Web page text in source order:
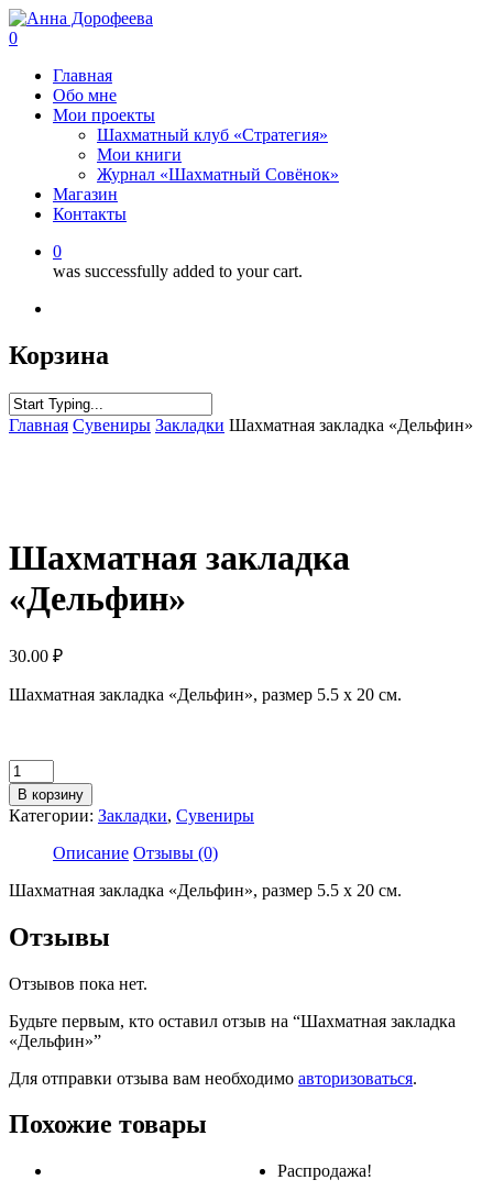
0
Главная
Обо мне
Мои проекты
Шахматный клуб «Стратегия»
Мои книги
Журнал «Шахматный Совёнок»
Магазин
Контакты
0
was successfully added to your cart.
Корзина
Главная Сувениры Закладки Шахматная закладка «Дельфин»
Шахматная закладка
«Дельфин»
30.00 ₽
Шахматная закладка «Дельфин», размер 5.5 х 20 см.
Количество
товара
Шахматная
закладка
«Дельфин»
В корзину
Категории: Закладки, Сувениры
Описание Отзывы (0)
Шахматная закладка «Дельфин», размер 5.5 х 20 см.
Отзывы
Отзывов пока нет.
Будьте первым, кто оставил отзыв на “Шахматная закладка
«Дельфин»”
Для отправки отзыва вам необходимо авторизоваться.
Похожие товары
Распродажа!